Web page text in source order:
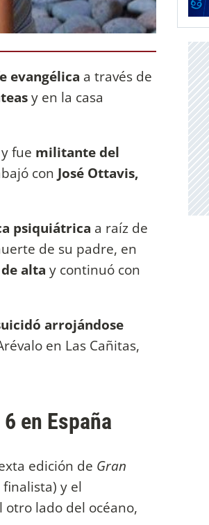
evangélica a través de
y en la casa
fue militante del
con José Ottavis,
psiquiátrica a raíz de
de su padre, en
alta y continuó con
arrojándose
en Las Cañitas,
en España
edición de Gran
y el
otro lado del océano,